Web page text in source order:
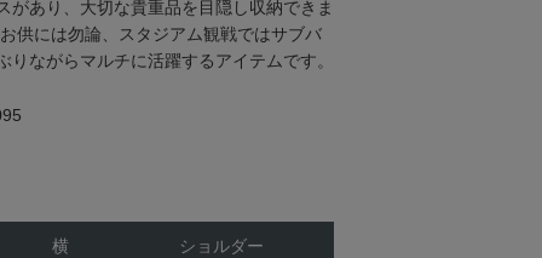
があり、大切な貴重品を目隠し収納できま
供には勿論、スタジアム観戦ではサブバ
りながらマルチに活躍するアイテムです。
横
ショルダー